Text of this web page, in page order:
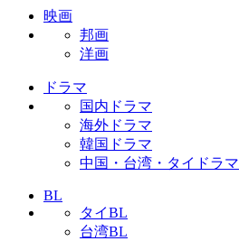
映画
邦画
洋画
ドラマ
国内ドラマ
海外ドラマ
韓国ドラマ
中国・台湾・タイドラマ
BL
タイBL
台湾BL